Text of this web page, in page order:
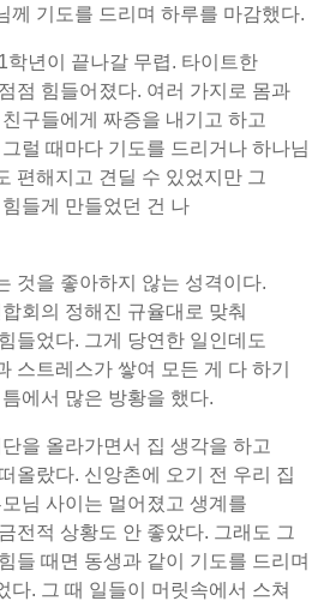
께 기도를 드리며 하루를 마감했다.
학년이 끝나갈 무렵. 타이트한
점 힘들어졌다. 여러 가지로 몸과
구들에게 짜증을 내기고 하고
럴 때마다 기도를 드리거나 하나님
편해지고 견딜 수 있었지만 그
들게 만들었던 건 나
것을 좋아하지 않는 성격이다.
회의 정해진 규율대로 맞춰
들었다. 그게 당연한 일인데도
스트레스가 쌓여 모든 게 다 하기
에서 많은 방황을 했다.
을 올라가면서 집 생각을 하고
올랐다. 신앙촌에 오기 전 우리 집
님 사이는 멀어졌고 생계를
전적 상황도 안 좋았다. 그래도 그
들 때면 동생과 같이 기도를 드리며
다. 그 때 일들이 머릿속에서 스쳐